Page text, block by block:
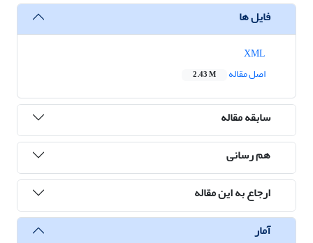
فایل ها
اصل مقاله
2.43 M
سابقه مقاله
هم رسانی
ارجاع به این مقاله
آمار